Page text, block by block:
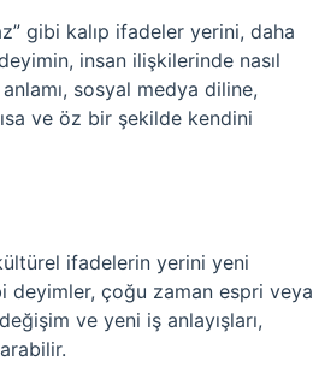
gibi kalıp ifadeler yerini, daha
insan ilişkilerinde nasıl
sosyal medya diline,
ve öz bir şekilde kendini
ifadelerin yerini yeni
deyimler, çoğu zaman espri veya
ve yeni iş anlayışları,